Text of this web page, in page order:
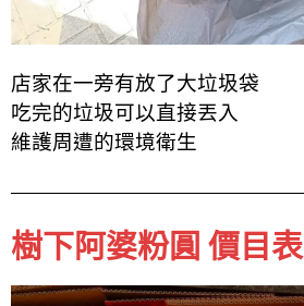
店家在一旁有放了大垃圾袋
吃完的垃圾可以直接丟入
維護周遭的環境衛生
樹下阿婆粉圓 價目表